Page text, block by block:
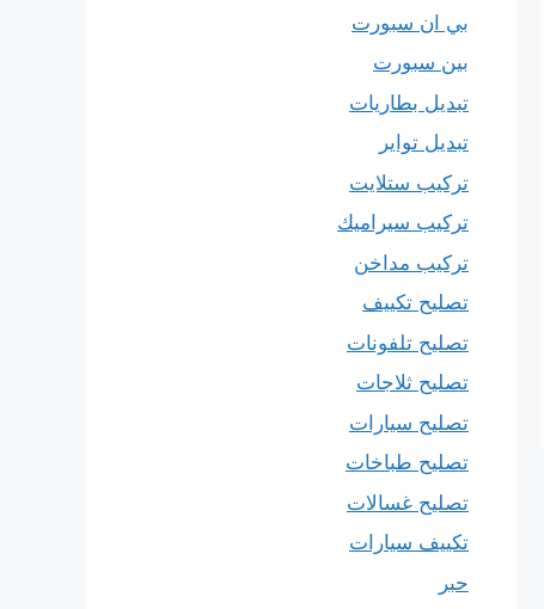
بي ان سبورت
بين سبورت
تبديل بطاريات
تبديل تواير
تركيب ستلايت
تركيب سيراميك
تركيب مداخن
تصليح تكييف
تصليح تلفونات
تصليح ثلاجات
تصليح سيارات
تصليح طباخات
تصليح غسالات
تكييف سيارات
حبر